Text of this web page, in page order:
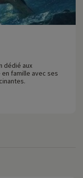
dédié aux
famille avec ses